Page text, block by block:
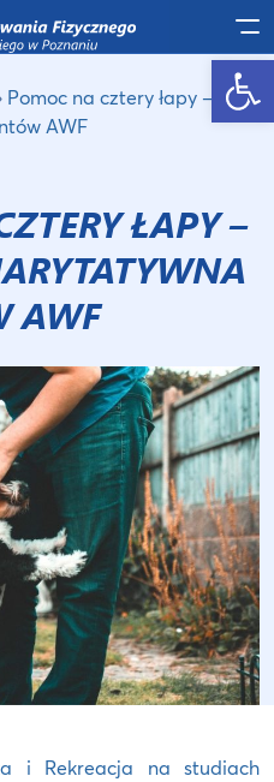
Otwórz pasek narzędzi
Pomoc na cztery łapy –
AWF
ŁAPY –
AWF
i Rekreacja na studiach